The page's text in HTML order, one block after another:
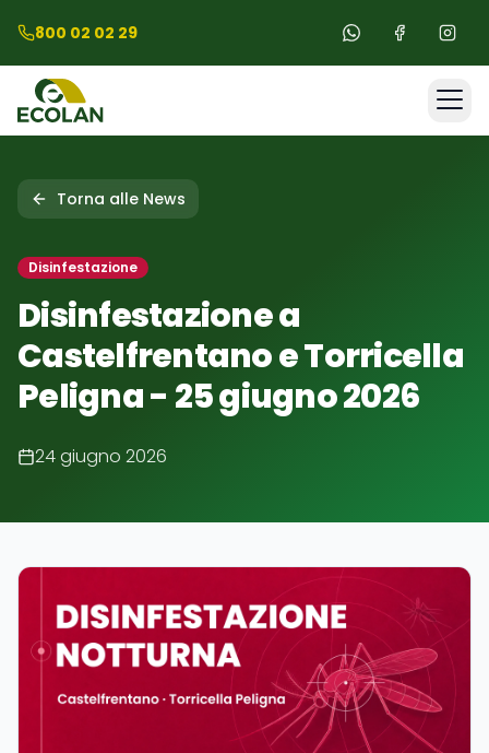
800 02 02 29
Comuni
Servizi
Chi Siamo
News
Trasparenza
Contatti
Torna alle News
Disinfestazione
Disinfestazione a
Castelfrentano e Torricella
Peligna - 25 giugno 2026
24 giugno 2026